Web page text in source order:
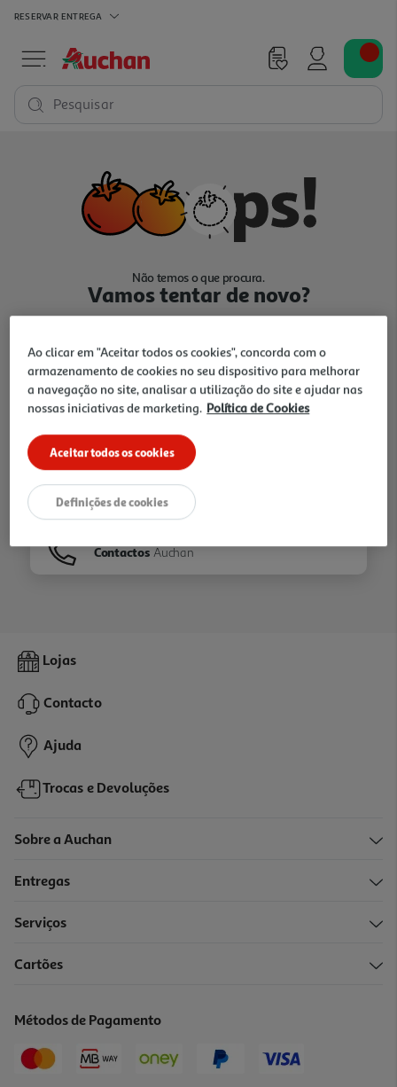
RESERVAR ENTREGA
Pesquisar
Não temos o que procura.
Vamos tentar de novo?
Ir para Homepage
Folhetos
Contactos Auchan
Lojas
Contacto
Ajuda
Trocas e Devoluções
Sobre a Auchan
Entregas
Serviços
Cartões
Métodos de Pagamento
Ao clicar em "Aceitar todos os cookies", concorda com o
armazenamento de cookies no seu dispositivo para melhorar
a navegação no site, analisar a utilização do site e ajudar nas
nossas iniciativas de marketing. Política de Cookies
Aceitar todos os cookies
Definições de cookies